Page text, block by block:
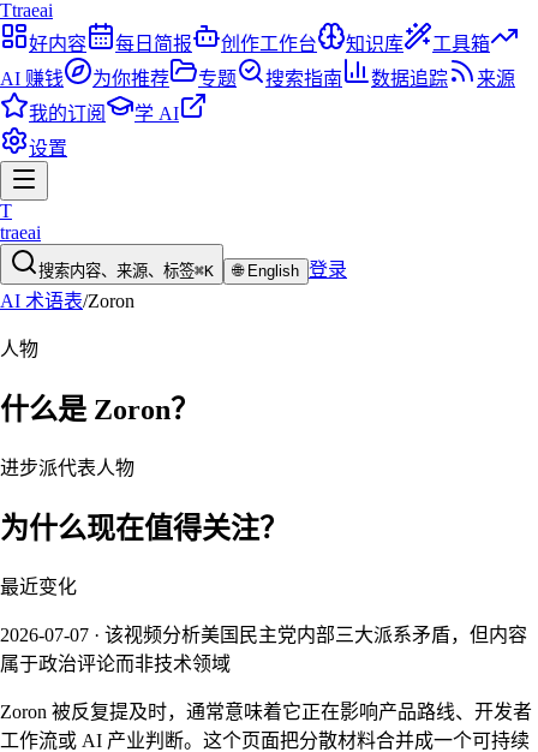
Ttraeai
好内容
每日简报 创作工作台 知识库
工具箱
AI 赚钱
为你推荐 专题 搜索指南 数据追踪
来源
我的订阅
学 AI
设置
T
traeai
搜索内容、来源、标签⌘K 🌐 English 登录
AI 术语表/Zoron
人物
什么是 Zoron？
进步派代表人物
为什么现在值得关注？
最近变化
2026-07-07 · 该视频分析美国民主党内部三大派系矛盾，但内容
属于政治评论而非技术领域
Zoron 被反复提及时，通常意味着它正在影响产品路线、开发者
工作流或 AI 产业判断。这个页面把分散材料合并成一个可持续